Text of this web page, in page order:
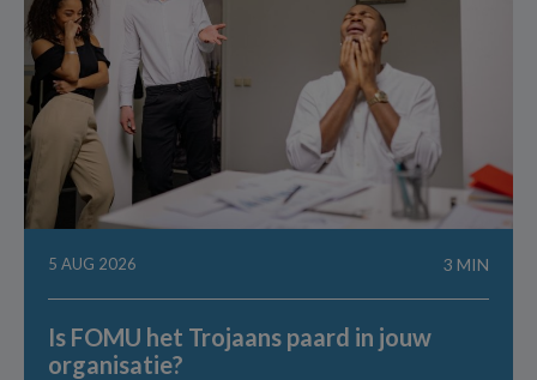
5 AUG 2026 3 MIN
Is FOMU het Trojaans paard in jouw
organisatie?